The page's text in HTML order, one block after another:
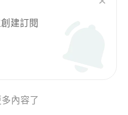
建訂閱
內容了